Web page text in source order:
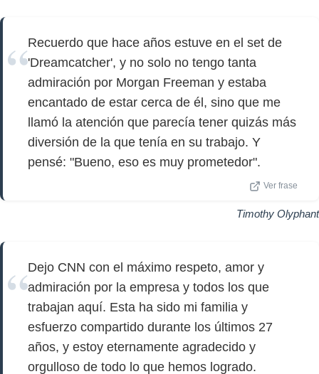
Recuerdo que hace años estuve en el set de
'Dreamcatcher', y no solo no tengo tanta
admiración por Morgan Freeman y estaba
encantado de estar cerca de él, sino que me
llamó la atención que parecía tener quizás más
diversión de la que tenía en su trabajo. Y
pensé: "Bueno, eso es muy prometedor".
Ver frase
Timothy Olyphant
Dejo CNN con el máximo respeto, amor y
admiración por la empresa y todos los que
trabajan aquí. Esta ha sido mi familia y
esfuerzo compartido durante los últimos 27
años, y estoy eternamente agradecido y
orgulloso de todo lo que hemos logrado.